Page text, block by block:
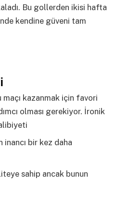
Bu gollerden ikisi hafta
kendine güveni tam
kazanmak için favori
olması gerekiyor. İronik
bir kez daha
sahip ancak bunun